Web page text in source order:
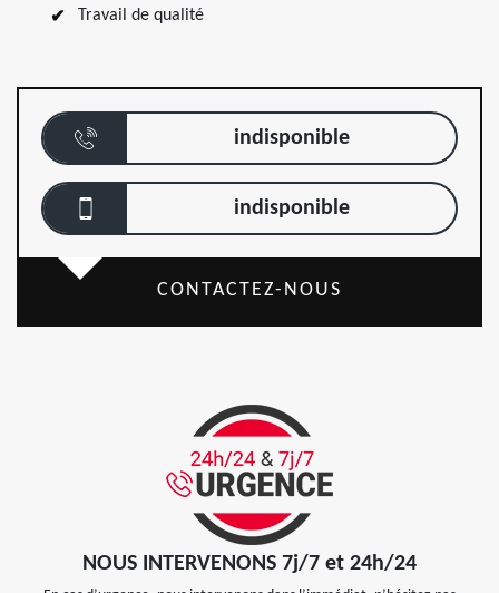
Travail de qualité
indisponible
indisponible
CONTACTEZ-NOUS
NOUS INTERVENONS 7j/7 et 24h/24